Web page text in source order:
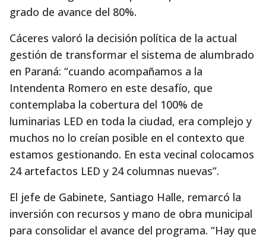
grado de avance del 80%.
Cáceres valoró la decisión política de la actual
gestión de transformar el sistema de alumbrado
en Paraná: “cuando acompañamos a la
Intendenta Romero en este desafío, que
contemplaba la cobertura del 100% de
luminarias LED en toda la ciudad, era complejo y
muchos no lo creían posible en el contexto que
estamos gestionando. En esta vecinal colocamos
24 artefactos LED y 24 columnas nuevas”.
El jefe de Gabinete, Santiago Halle, remarcó la
inversión con recursos y mano de obra municipal
para consolidar el avance del programa. “Hay que